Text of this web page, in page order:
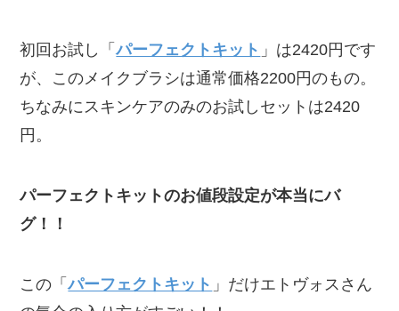
初回お試し「パーフェクトキット 」は2420円です
が、このメイクブラシは通常価格2200円のもの。
ちなみにスキンケアのみのお試しセットは2420
円。
パーフェクトキットのお値段設定が本当にバ
グ！！
この「パーフェクトキット 」だけエトヴォスさん